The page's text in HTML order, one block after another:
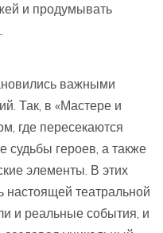
и продумывать
важными
Так, в «Мастере и
где пересекаются
героев, а также
элементы. В этих
настоящей театральной
и реальные события, и